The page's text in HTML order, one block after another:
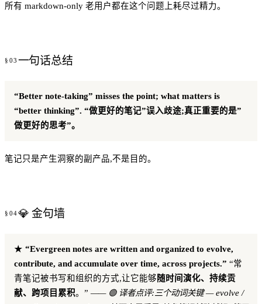
所有 markdown-only 老用户都在这个问题上耗尽过精力。
一句话总结
“Better note-taking” misses the point; what matters is
“better thinking”. “做更好的笔记”误入歧途;真正重要的是”
做更好的思考”。
笔记只是产生洞察的副产品,不是目的。
💎 金句墙
★ “Evergreen notes are written and organized to evolve,
contribute, and accumulate over time, across projects.” “常
青笔记被书写和组织的方式,让它能够随时间演化、持续贡
献、跨项目累积。” —— 🟢 译者点评:三个动词关键 — evolve /